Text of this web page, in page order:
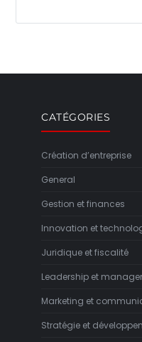
CATÉGORIES
Création d’entreprise
General
Gestion et finances
Innovation et
Juridique et fiscalité
Leadership et
Marketing et
Stratégie et